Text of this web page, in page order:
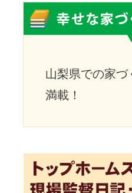
山梨県での家
満載！